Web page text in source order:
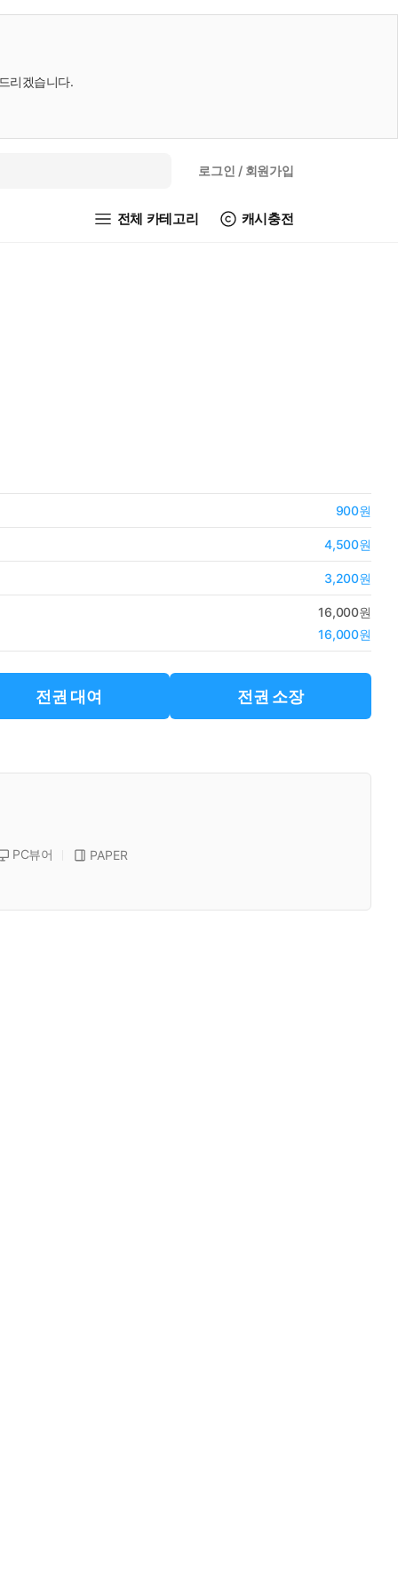
리겠습니다.
로그인 / 회원가입
전체 카테고리 캐시충전
900원
4,500원
3,200원
16,000원
16,000원
전권 대여 전권 소장
PC뷰어 PAPER